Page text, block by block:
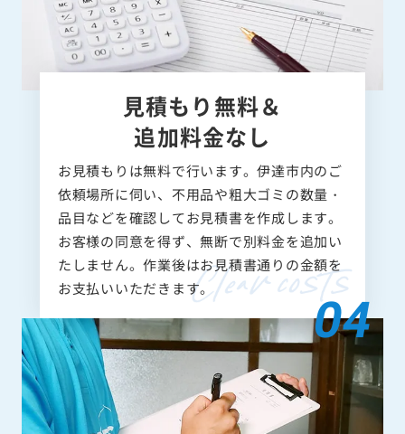
見積もり無料＆
追加料金なし
お見積もりは無料で行います。伊達市内のご
依頼場所に伺い、不用品や粗大ゴミの数量・
品目などを確認してお見積書を作成します。
お客様の同意を得ず、無断で別料金を追加い
たしません。作業後はお見積書通りの金額を
お支払いいただきます。